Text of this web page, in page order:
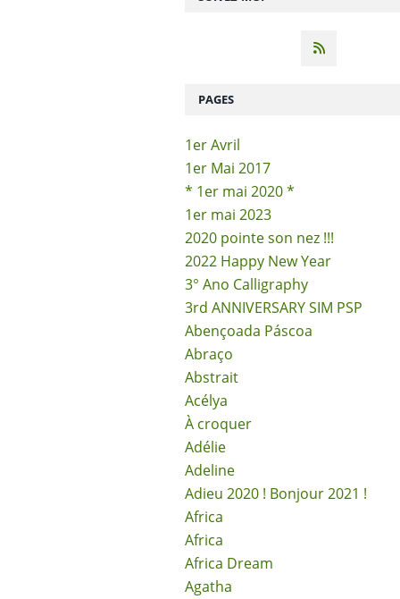
PAGES
1er Avril
1er Mai 2017
* 1er mai 2020 *
1er mai 2023
2020 pointe son nez !!!
2022 Happy New Year
3° Ano Calligraphy
3rd ANNIVERSARY SIM PSP
Abençoada Páscoa
Abraço
Abstrait
Acélya
À croquer
Adélie
Adeline
Adieu 2020 ! Bonjour 2021 !
Africa
Africa
Africa Dream
Agatha